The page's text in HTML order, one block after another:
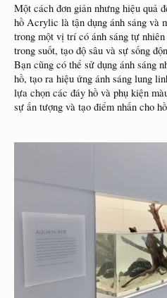
Một cách đơn giản nhưng hiệu quả
hồ Acrylic là tận dụng ánh sáng và
trong một vị trí có ánh sáng tự
trong suốt, tạo độ sâu và sự sống
Bạn cũng có thể sử dụng ánh sáng
hồ, tạo ra hiệu ứng ánh sáng lung
lựa chọn các đáy hồ và phụ kiện
sự ấn tượng và tạo điểm nhấn cho